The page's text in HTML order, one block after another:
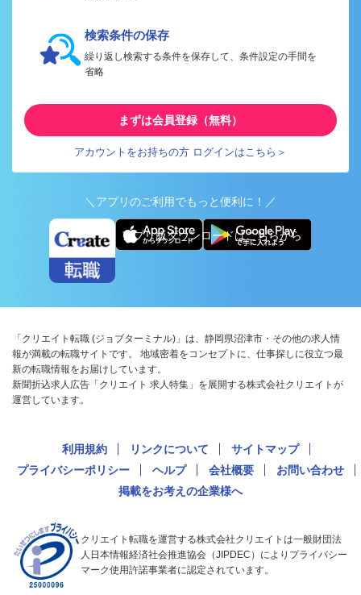
検索条件の保存
繰り返し検索する条件を保存して、条件設定の手間を
省略
まずは会員登録（無料）
アカウントをお持ちの方 ログインはこちら＞
＼アプリのご利用でもっと便利に！／
アプリ版ダウンロードはこちらから
「クリエイト転職 (ジョブターミナル)」は、静岡県沼津市・その他の求人情
報が満載の転職サイトです。 地域密着をコンセプトに、仕事探しに役立つ最
新の転職情報をお届けしています。
新聞折込求人広告「クリエイト 求人特集」を展開する株式会社クリエイトが
運営しています。
利用規約 リンクについて
サイトマップ
プライバシーポリシー
ヘルプ 会社概要
お問い合わせ
掲載をお考えの企業様へ
クリエイト転職を運営する株式会社クリエイトは一般財団法
人日本情報経済社会推進協会（JIPDEC）によりプライバシー
マーク使用許諾事業者に認定されています。